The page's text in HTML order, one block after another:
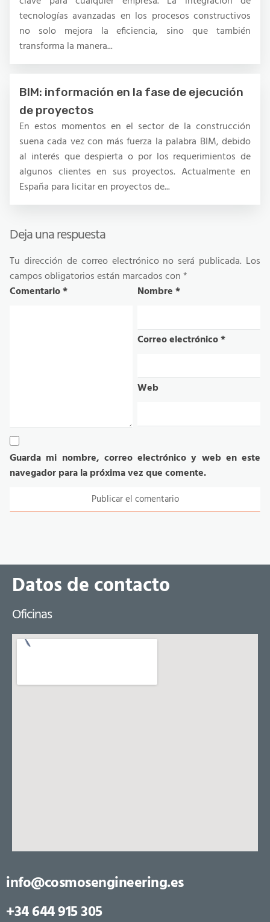
tecnologías avanzadas en los procesos constructivos
no solo mejora la eficiencia, sino que también
transforma la manera...
BIM: información en la fase de ejecución
de proyectos
En estos momentos en el sector de la construcción
suena cada vez con más fuerza la palabra BIM, debido
al interés que despierta o por los requerimientos de
algunos clientes en sus proyectos. Actualmente en
España para licitar en proyectos de...
Deja una respuesta
Tu dirección de correo electrónico no será publicada. Los
campos obligatorios están marcados con*
Comentario* Nombre*
Correo electrónico*
Web
Guarda mi nombre, correo electrónico y web en este
navegador para la próxima vez que comente.
Datos de contacto
Oficinas
info@cosmosengineering.es
+34 644 915 305